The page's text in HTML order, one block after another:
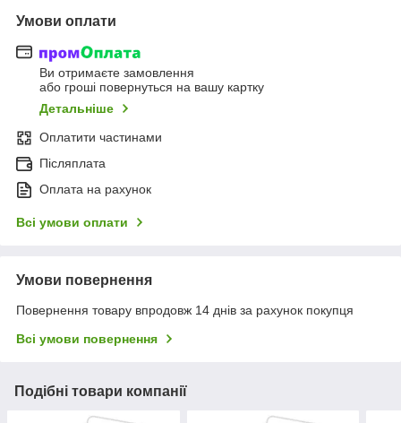
Умови оплати
Ви отримаєте замовлення
або гроші повернуться на вашу картку
Детальніше
Оплатити частинами
Післяплата
Оплата на рахунок
Всі умови оплати
Умови повернення
Повернення товару впродовж 14 днів за рахунок покупця
Всі умови повернення
Подібні товари компанії